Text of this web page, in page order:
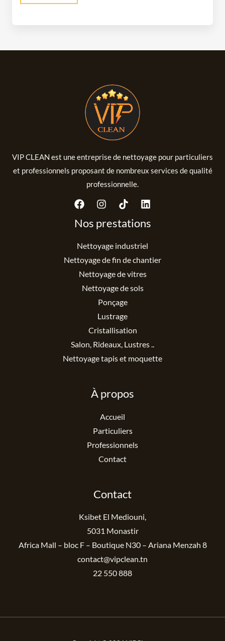
VIP CLEAN est une entreprise de nettoyage pour particuliers
et professionnels proposant de nombreux services de qualité
professionnelle.
Nos prestations
Nettoyage industriel
Nettoyage de fin de chantier
Nettoyage de vitres
Nettoyage de sols
Ponçage
Lustrage
Cristallisation
Salon, Rideaux, Lustres ..
Nettoyage tapis et moquette
À propos
Accueil
Particuliers
Professionnels
Contact
Contact
Ksibet El Mediouni,
5031 Monastir
Africa Mall – bloc F – Boutique N30 – Ariana Menzah 8
contact@vipclean.tn
22 550 888